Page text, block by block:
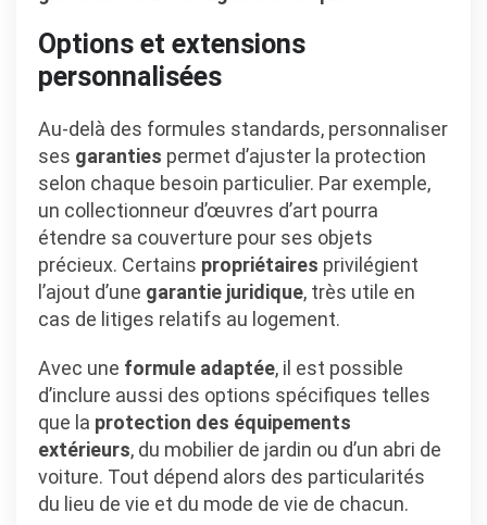
Options et extensions
personnalisées
Au-delà des formules standards, personnaliser
ses garanties permet d’ajuster la protection
selon chaque besoin particulier. Par exemple,
un collectionneur d’œuvres d’art pourra
étendre sa couverture pour ses objets
précieux. Certains propriétaires privilégient
l’ajout d’une garantie juridique, très utile en
cas de litiges relatifs au logement.
Avec une formule adaptée, il est possible
d’inclure aussi des options spécifiques telles
que la protection des équipements
extérieurs, du mobilier de jardin ou d’un abri de
voiture. Tout dépend alors des particularités
du lieu de vie et du mode de vie de chacun.